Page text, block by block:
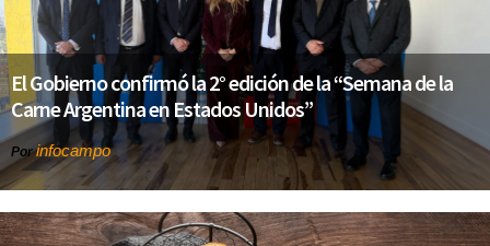
El Gobierno confirmó la 2° edición de la “Semana de la
Carne Argentina en Estados Unidos”
Porinfocampo